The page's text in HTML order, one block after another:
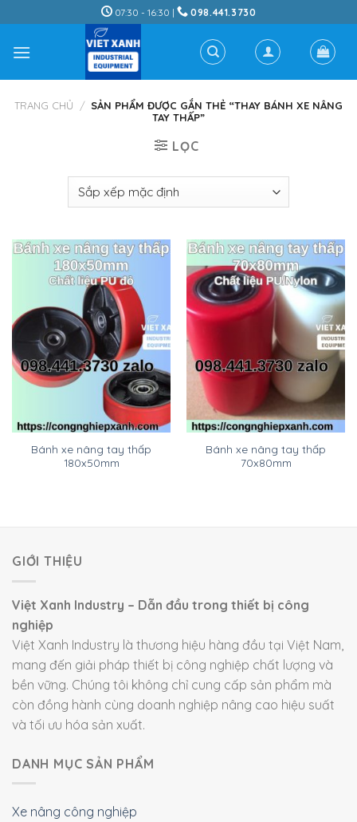
to
content
07:30 - 16:30 | 098.441.3730
TRANG CHỦ / SẢN PHẨM ĐƯỢC GẮN THẺ “THAY BÁNH XE NÂNG
TAY THẤP”
LỌC
Bánh xe nâng tay thấp
180x50mm
Bánh xe nâng tay thấp
70x80mm
GIỚI THIỆU
Việt Xanh Industry – Dẫn đầu trong thiết bị công
nghiệp
Việt Xanh Industry là thương hiệu hàng đầu tại Việt Nam,
mang đến giải pháp thiết bị công nghiệp chất lượng và
bền vững. Chúng tôi không chỉ cung cấp sản phẩm mà
còn đồng hành cùng doanh nghiệp nâng cao hiệu suất
và tối ưu hóa sản xuất.
DANH MỤC SẢN PHẨM
Xe nâng công nghiệp